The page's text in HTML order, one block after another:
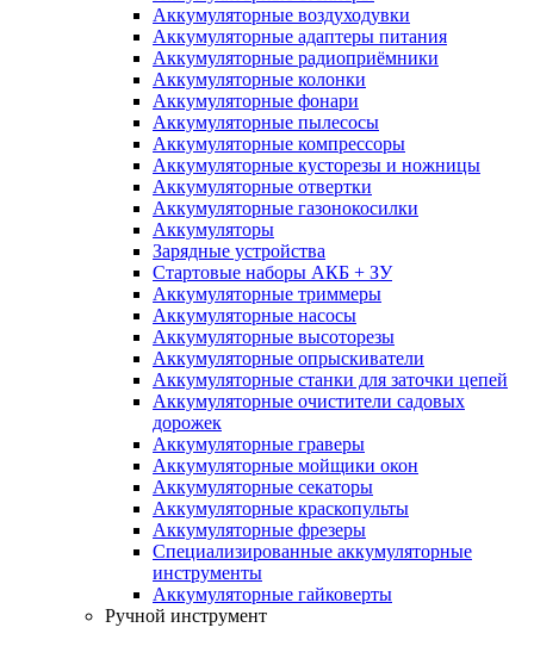
Аккумуляторные воздуходувки
Аккумуляторные адаптеры питания
Аккумуляторные радиоприёмники
Аккумуляторные колонки
Аккумуляторные фонари
Аккумуляторные пылесосы
Аккумуляторные компрессоры
Аккумуляторные кусторезы и ножницы
Аккумуляторные отвертки
Аккумуляторные газонокосилки
Аккумуляторы
Зарядные устройства
Стартовые наборы АКБ + ЗУ
Аккумуляторные триммеры
Аккумуляторные насосы
Аккумуляторные высоторезы
Аккумуляторные опрыскиватели
Аккумуляторные станки для заточки цепей
Аккумуляторные очистители садовых
дорожек
Аккумуляторные граверы
Аккумуляторные мойщики окон
Аккумуляторные секаторы
Аккумуляторные краскопульты
Аккумуляторные фрезеры
Специализированные аккумуляторные
инструменты
Аккумуляторные гайковерты
Ручной инструмент